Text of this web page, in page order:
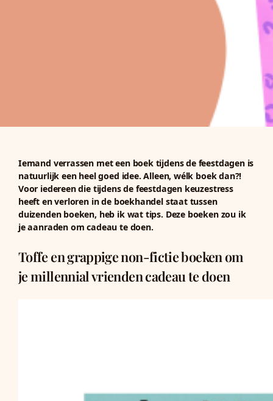
Iemand verrassen met een boek tijdens de feestdagen is
natuurlijk een heel goed idee. Alleen, wélk boek dan?!
Voor iedereen die tijdens de feestdagen keuzestress
heeft en verloren in de boekhandel staat tussen
duizenden boeken, heb ik wat tips. Deze boeken zou ik
je aanraden om cadeau te doen.
Toffe en grappige non-fictie boeken om
je millennial vrienden cadeau te doen